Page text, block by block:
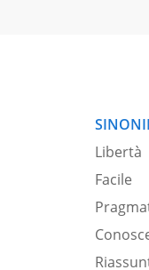
Libertà
Facile